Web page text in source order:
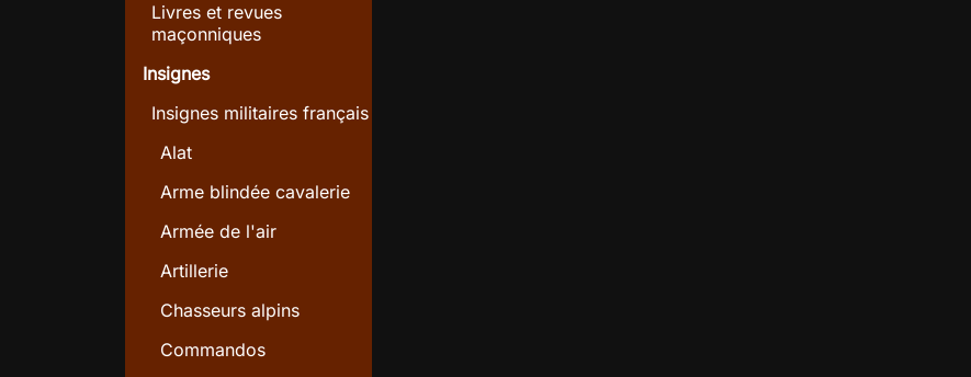
Livres et revues
maçonniques
Insignes
Insignes militaires français
Alat
Arme blindée cavalerie
Armée de l'air
Artillerie
Chasseurs alpins
Commandos